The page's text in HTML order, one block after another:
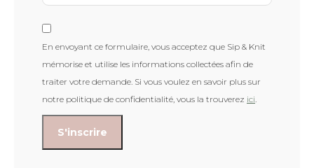
En envoyant ce formulaire, vous acceptez que Sip & Knit
mémorise et utilise les informations collectées afin de
traiter votre demande. Si vous voulez en savoir plus sur
notre politique de confidentialité, vous la trouverez ici